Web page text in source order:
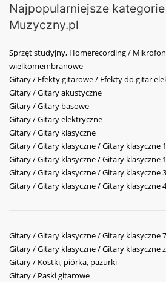
Najpopularniejsze
Muzyczny.pl
Sprzęt studyjny, Homerecording /
wielkomembranowe
Gitary / Efekty gitarowe / Efekty do gitar
Gitary / Gitary akustyczne
Gitary / Gitary basowe
Gitary / Gitary elektryczne
Gitary / Gitary klasyczne
Gitary / Gitary klasyczne / Gitary klasyczne
Gitary / Gitary klasyczne / Gitary klasyczne
Gitary / Gitary klasyczne / Gitary klasyczne
Gitary / Gitary klasyczne / Gitary klasyczne
Gitary / Gitary klasyczne / Gitary klasyczne
Gitary / Gitary klasyczne / Gitary klasyczne
Gitary / Kostki, piórka, pazurki
Gitary / Paski gitarowe